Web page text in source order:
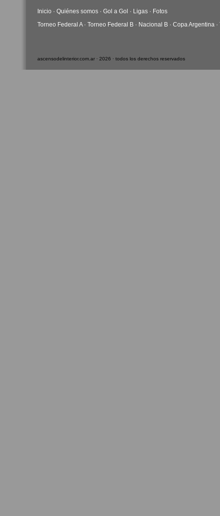
Inicio · Quiénes somos · Gol a Gol · Ligas · Fotos
Torneo Federal A· Torneo Federal B · Nacional B · Copa Argentina ·
ascensodelinterior.com.ar · 2026 · todos los derechos reservados